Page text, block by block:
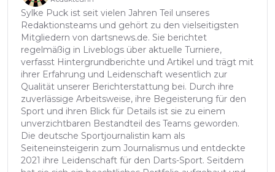
Sylke Puck ist seit vielen Jahren Teil unseres
Redaktionsteams und gehört zu den vielseitigsten
Mitgliedern von dartsnews.de. Sie berichtet
regelmäßig in Liveblogs über aktuelle Turniere,
verfasst Hintergrundberichte und Artikel und trägt mit
ihrer Erfahrung und Leidenschaft wesentlich zur
Qualität unserer Berichterstattung bei. Durch ihre
zuverlässige Arbeitsweise, ihre Begeisterung für den
Sport und ihren Blick für Details ist sie zu einem
unverzichtbaren Bestandteil des Teams geworden.
Die deutsche Sportjournalistin kam als
Seiteneinsteigerin zum Journalismus und entdeckte
2021 ihre Leidenschaft für den Darts-Sport. Seitdem